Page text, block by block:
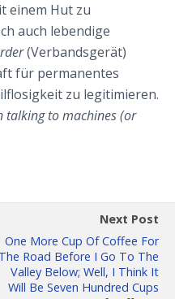
einem Hut zu
auch lebendige
(Verbandsgerät)
für permanentes
zu legitimieren.
talking to machines (or
Next Post
One More Cup Of Coffee For
The Road Before I Go To The
Valley Below; Well, I Think It
Will Be Seven Hundred Cups